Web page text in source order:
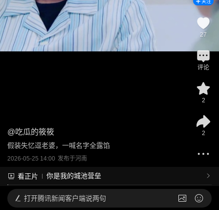
@吃瓜的筱筱
假装失忆逗老婆，一喊名字全露馅
2026-05-25 14:00 发布于河南
看正片 你是我的城池营垒
27
评论
2
2
打开腾讯新闻客户端说两句